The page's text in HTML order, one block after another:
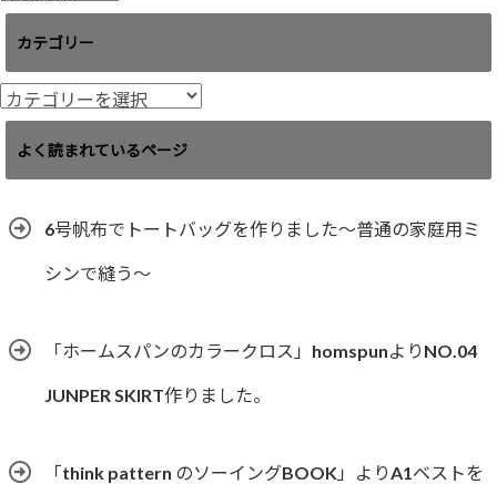
ー
イ
ブ
カテゴリー
カ
テ
リ
よく読まれているページ
6号帆布でトートバッグを作りました〜普通の家庭用ミ
シンで縫う〜
「ホームスパンのカラークロス」homspunよりNO.04
JUNPER SKIRT作りました。
「think pattern のソーイングBOOK」よりA1ベストを